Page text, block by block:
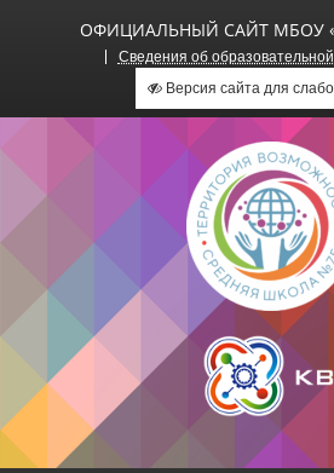
ОФИЦИАЛЬНЫЙ САЙТ МБОУ
Сведения об
Версия сайта для
Официальный
«Школа №75»